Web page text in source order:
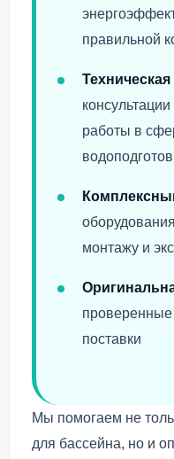
правильной
работы в
монтажу и
поставки
Мы помогаем не
для бассейна, но и